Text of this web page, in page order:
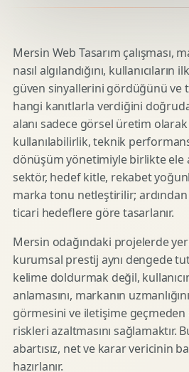
Mersin Web Tasarım çalışması,
nasıl algılandığını,
güven sinyallerini gördüğünü ve
hangi kanıtlarla verdiğini
alanı sadece görsel üretim
kullanılabilirlik, teknik
dönüşüm yönetimiyle birlikte ele
sektör, hedef kitle, rekabet
marka tonu netleştirilir; ardından
ticari hedeflere göre tasarlanır.
Mersin odağındaki projelerde
kurumsal prestij aynı dengede
kelime doldurmak değil,
anlamasını, markanın
görmesini ve iletişime
riskleri azaltmasını sağlamaktır.
abartısız, net ve karar vericinin
hazırlanır.